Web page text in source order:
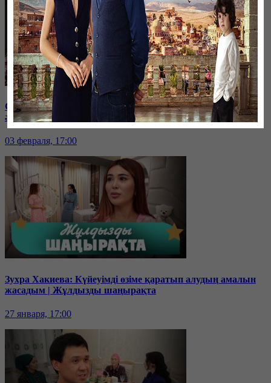
Сабыркүл Асанова: Туған анам тірі болса да, мені басқа
әйел өсірді | Жұлдызды шаңырақта
03 февраля, 17:00
Зухра Хакиева: Күйеуімді өзіме қаратып алудың амалын
жасадым | Жұлдызды шаңырақта
27 января, 17:00